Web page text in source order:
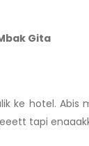
Gita
ke hotel. Abis
tapi